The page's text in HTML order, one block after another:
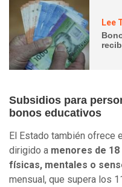
Lee
Subsidios para
bonos educativos
El Estado también ofrece
dirigido a menores de
físicas, mentales o
mensual, que supera los